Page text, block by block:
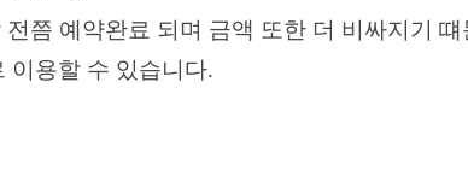
예약완료 되며 금액 또한 더 비싸지기 떄
용할 수 있습니다.